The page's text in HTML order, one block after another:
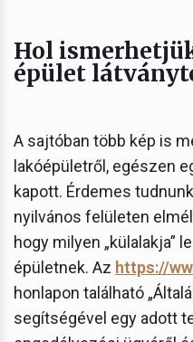
Hol
épület
A sajtóban több kép is
lakóépületről, egészen
kapott. Érdemes
nyilvános felületen
hogy milyen „külalakja”
épületnek. Az https://
honlapon található
segítségével egy adott